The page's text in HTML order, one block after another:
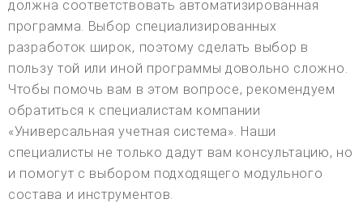
должна соответствовать автоматизированная
программа. Выбор специализированных
разработок широк, поэтому сделать выбор в
пользу той или иной программы довольно сложно.
Чтобы помочь вам в этом вопросе, рекомендуем
обратиться к специалистам компании
«Универсальная учетная система». Наши
специалисты не только дадут вам консультацию, но
и помогут с выбором подходящего модульного
состава и инструментов.